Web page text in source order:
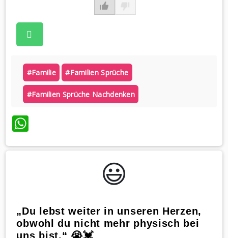
#familie #familien Sprüche
#familien Sprüche Nachdenken
WhatsApp
😃️
„Du lebst weiter in unseren Herzen,
obwohl du nicht mehr physisch bei
uns bist.“ 😭💓